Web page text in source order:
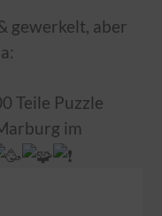
gewerkelt, aber
Teile Puzzle
im